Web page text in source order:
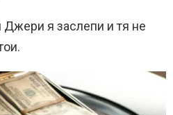
я заслепи и тя не